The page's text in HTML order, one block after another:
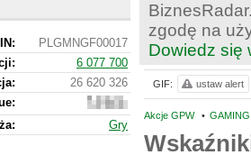
zgodę na
Dowiedz się
Akcje GPW •
GIF: ustaw alert
PLGMNGF00017
6 077 700
26 620 326
24
563
326
Gry